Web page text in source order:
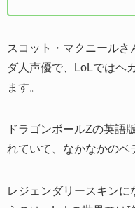
スコット・マクニール
ダ人声優で、LoLではヘ
ます。
ドラゴンボールZの英語
れていて、なかなかのベ
レジェンダリースキン